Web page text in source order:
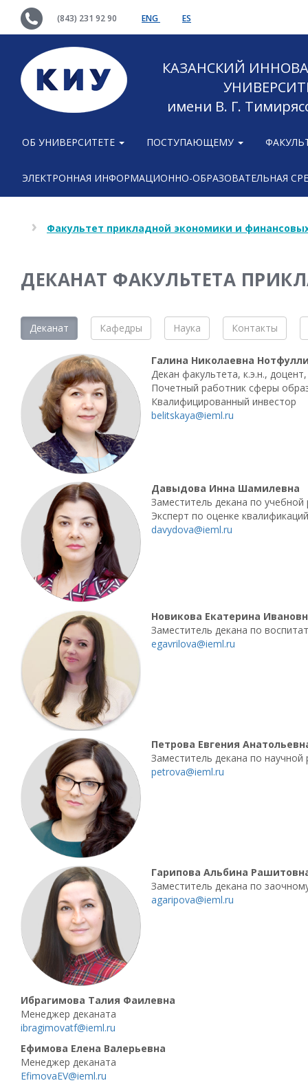
(843) 231 92 90 ENG ES
КАЗАНСКИЙ
имени В. Г.
ОБ УНИВЕРСИТЕТЕ ПОСТУПАЮЩЕМУ
ЭЛЕКТРОННАЯ ИНФОРМАЦИОННО-ОБРАЗОВАТЕЛЬНАЯ
Факультет прикладной экономики и
ДЕКАНАТ ФАКУЛЬТЕТА
Деканат Кафедры Наука Контакты
Галина Николаевна
Декан факультета, к.э.н., доцент,
Почетный работник сферы
Квалифицированный инвестор
belitskaya@ieml.ru
Давыдова Инна Шамилевна
Заместитель декана по учебной
Эксперт по оценке
davydova@ieml.ru
Новикова Екатерина
Заместитель декана по
egavrilova@ieml.ru
Петрова Евгения
Заместитель декана по научной
petrova@ieml.ru
Гарипова Альбина
Заместитель декана по
agaripova@ieml.ru
Ибрагимова Талия Фаилевна
Менеджер деканата
ibragimovatf@ieml.ru
Ефимова Елена Валерьевна
Менеджер деканата
EfimovaEV@ieml.ru